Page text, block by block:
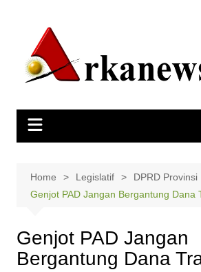
Home Legislatif
DPRD Provinsi
Genjot PAD Jangan Bergantung Dana
Genjot PAD Jangan
Bergantung Dana